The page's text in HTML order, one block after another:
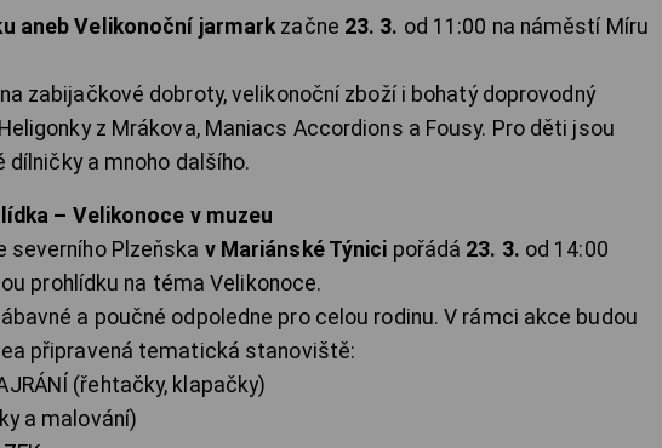
aneb Velikonoční jarmarkzačne 23. 3. od 11:00 na náměstí Míru
zabijačkové dobroty, velikonoční zboží i bohatý doprovodný
z Mrákova, Maniacs Accordions a Fousy. Pro děti jsou
dílničky a mnoho dalšího.
– Velikonoce v muzeu
severního Plzeňska v Mariánské Týnici pořádá 23. 3. od 14:00
prohlídku na téma Velikonoce.
a poučné odpoledne pro celou rodinu. V rámci akce budou
připravená tematická stanoviště:
(řehtačky, klapačky)
a malování)